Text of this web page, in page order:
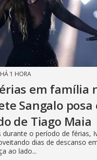
HÁ 1 HORA
em família
Sangalo posa
de Tiago Maia
durante o período de férias,
dias de descanso
ao lado...